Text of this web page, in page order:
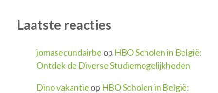
Laatste reacties
jomasecundairbe op HBO Scholen in België:
Ontdek de Diverse Studiemogelijkheden
Dino vakantie op HBO Scholen in België: